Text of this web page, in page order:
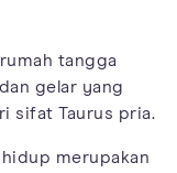
tangga
gelar yang
sifat Taurus pria.
merupakan